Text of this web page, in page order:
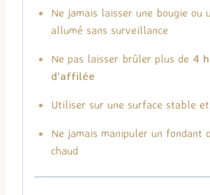
Ne jamais laisser une bougie ou
allumé sans surveillance
Ne pas laisser brûler plus de 4
d’affilée
Utiliser sur une surface stable
Ne jamais manipuler un fondant
chaud